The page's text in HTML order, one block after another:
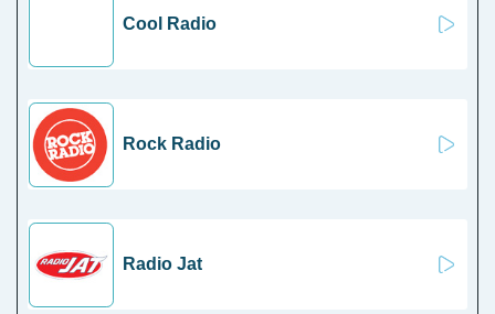
Cool Radio
Rock Radio
Radio Jat